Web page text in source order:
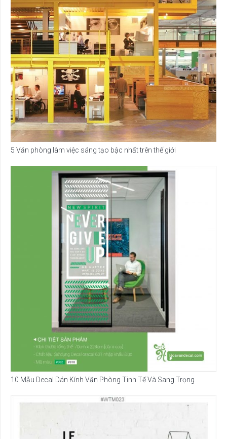
5 Văn phòng làm việc sáng tạo bậc nhất trên thế giới
10 Mẫu Decal Dán Kính Văn Phòng Tinh Tế Và Sang Trọng